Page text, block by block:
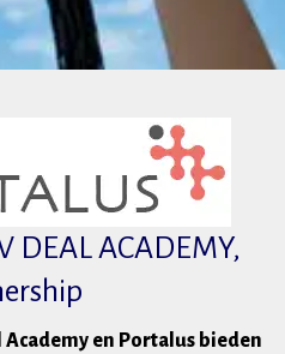
DEAL ACADEMY,
Academy en Portalus bieden